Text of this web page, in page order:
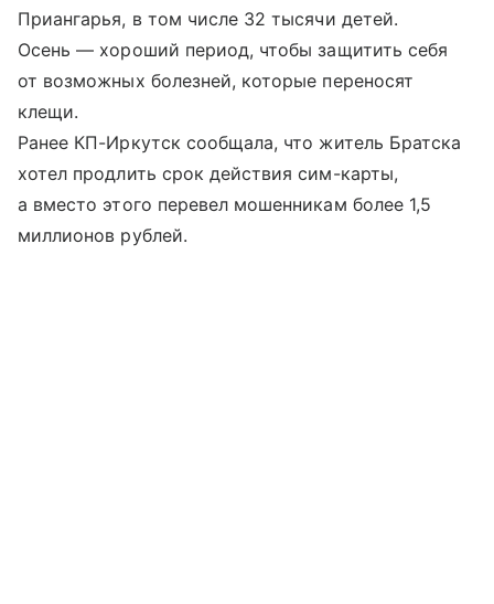
Приангарья, в том числе 32 тысячи детей.
Осень — хороший период, чтобы защитить себя
от возможных болезней, которые переносят
клещи.
Ранее КП-Иркутск сообщала, что житель Братска
хотел продлить срок действия сим-карты,
а вместо этого перевел мошенникам более 1,5
миллионов рублей.